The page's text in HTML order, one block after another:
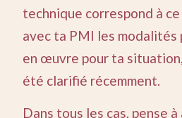
technique correspond à
avec ta PMI les modalités
en œuvre pour ta
été clarifié récemment.
Dans tous les cas, pense